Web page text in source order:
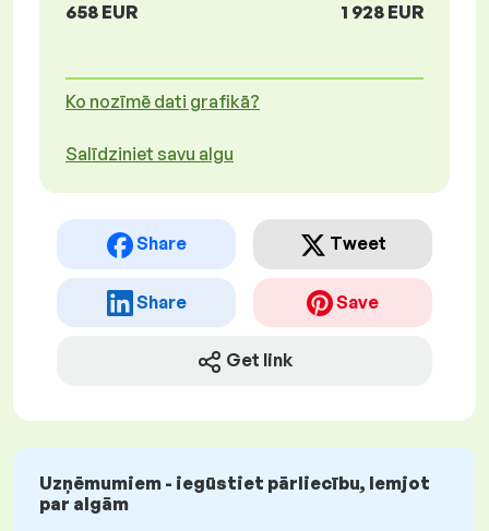
658 EUR
1 928 EUR
Ko nozīmē dati grafikā?
Salīdziniet savu algu
Share Tweet
Share Save
Get link
Uzņēmumiem - iegūstiet pārliecību, lemjot
par algām